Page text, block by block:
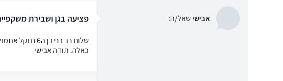
אבישישאל/ה: פציעה בגן ושבירת
שלום רב בני
כאלה. תודה אבישי